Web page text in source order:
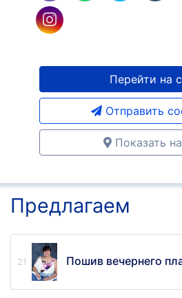
Перейти на
Отправить
Показать
Предлагаем
Пошив вечернего